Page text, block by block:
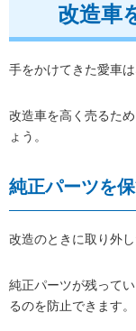
改造車
手をかけてきた愛車
改造車を高く売るた
ょう。
純正パーツを
改造のときに取り外
純正パーツが残って
るのを防止できます。